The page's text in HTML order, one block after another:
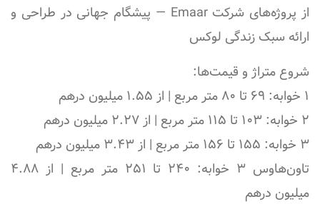
از پروژه‌های شرکت Emaar — پیشگام جهانی در طراحی و
ارائه سبک زندگی لوکس
شروع متراژ و قیمت‌ها:
۱ خوابه: ۶۹ تا ۸۰ متر مربع | از ۱.۵۵ میلیون درهم
۲ خوابه: ۱۰۳ تا ۱۱۵ متر مربع | از ۲.۲۷ میلیون درهم
۳ خوابه: ۱۵۵ تا ۱۵۶ متر مربع | از ۳.۴۳ میلیون درهم
تاون‌هاوس ۳ خوابه: ۲۴۰ تا ۲۵۱ متر مربع | از ۴.۸۸
میلیون درهم